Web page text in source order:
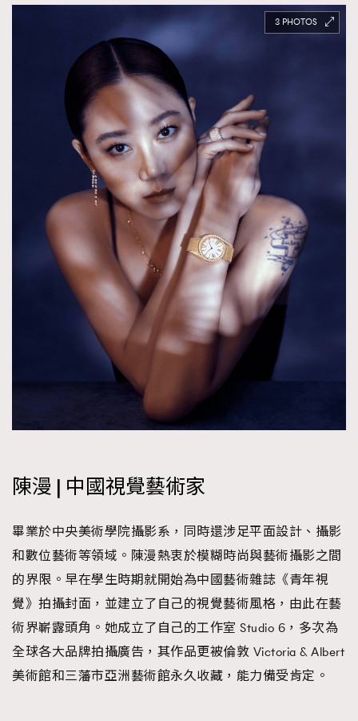
Collaboration Opportunity Disclaimer
Privacy
New Media Group
Madame Figaro editions:
| Japan Portugal
3
陳漫 | 中國視覺藝術家
畢業於中央美術學院攝影系，同時還涉足平面設計、攝影
和數位藝術等領域。陳漫熱衷於模糊時尚與藝術攝影之間
的界限。早在學生時期就開始為中國藝術雜誌《青年視
覺》拍攝封面，並建立了自己的視覺藝術風格，由此在藝
術界嶄露頭角。她成立了自己的工作室 Studio 6，多次為
全球各大品牌拍攝廣告，其作品更被倫敦 Victoria & Albert
美術館和三藩市亞洲藝術館永久收藏，能力備受肯定。